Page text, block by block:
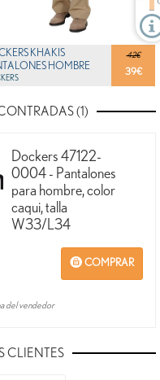
42€
39€
KHAKIS
HOMBRE
(1)
Dockers 47122-
0004 - Pantalones
para hombre, color
caqui, talla
W33/L34
COMPRAR
del vendedor
CLIENTES